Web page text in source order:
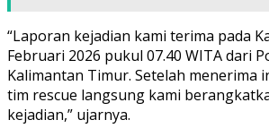
“Laporan kejadian kami terima pada
Februari 2026 pukul 07.40 WITA dari
Kalimantan Timur. Setelah menerima
tim rescue langsung kami
kejadian,” ujarnya.